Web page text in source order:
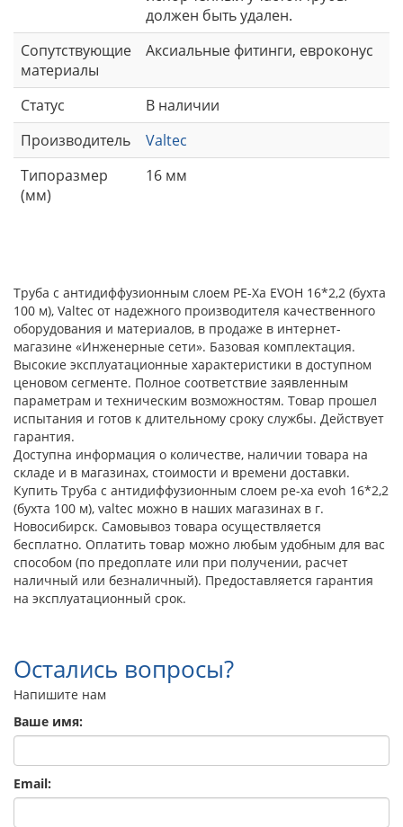
должен быть удален.
Сопутствующие
материалы
Аксиальные фитинги, евроконус
Статус
В наличии
Производитель
Valtec
Типоразмер
(мм)
16 мм
Труба с антидиффузионным слоем PE-Xa EVOH 16*2,2 (бухта
100 м), Valtec от надежного производителя качественного
оборудования и материалов, в продаже в интернет-
магазине «Инженерные сети». Базовая комплектация.
Высокие эксплуатационные характеристики в доступном
ценовом сегменте. Полное соответствие заявленным
параметрам и техническим возможностям. Товар прошел
испытания и готов к длительному сроку службы. Действует
гарантия.
Доступна информация о количестве, наличии товара на
складе и в магазинах, стоимости и времени доставки.
Купить Труба с антидиффузионным слоем pe-xa evoh 16*2,2
(бухта 100 м), valtec можно в наших магазинах в г.
Новосибирск. Самовывоз товара осуществляется
бесплатно. Оплатить товар можно любым удобным для вас
способом (по предоплате или при получении, расчет
наличный или безналичный). Предоставляется гарантия
на эксплуатационный срок.
Остались вопросы?
Напишите нам
Ваше имя:
Email: